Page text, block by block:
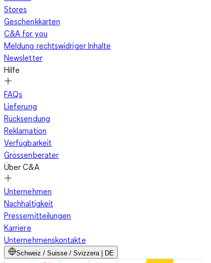
Stores
Geschenkkarten
C&A for you
Meldung rechtswidriger Inhalte
Newsletter
Hilfe
FAQs
Lieferung
Rücksendung
Reklamation
Verfügbarkeit
Grössenberater
Über C&A
Unternehmen
Nachhaltigkeit
Pressemitteilungen
Karriere
Unternehmenskontakte
Schweiz / Suisse / Svizzera | DE